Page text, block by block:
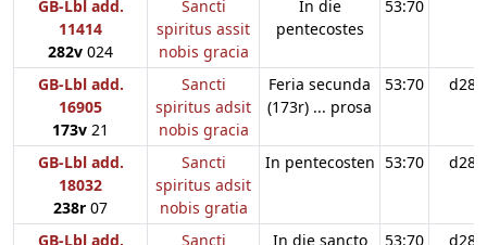
GB-Lbl add.
11414
282v 024
Sancti
spiritus assit
nobis gracia
In die
pentecostes
53:70
GB-Lbl add.
16905
173v 21
Sancti
spiritus adsit
nobis gracia
Feria secunda
(173r) ... prosa
53:70 d28
GB-Lbl add.
18032
238r 07
Sancti
spiritus adsit
nobis gratia
In pentecosten 53:70 d28
GB-Lbl add.
Sancti
In die sancto 53:70 d28